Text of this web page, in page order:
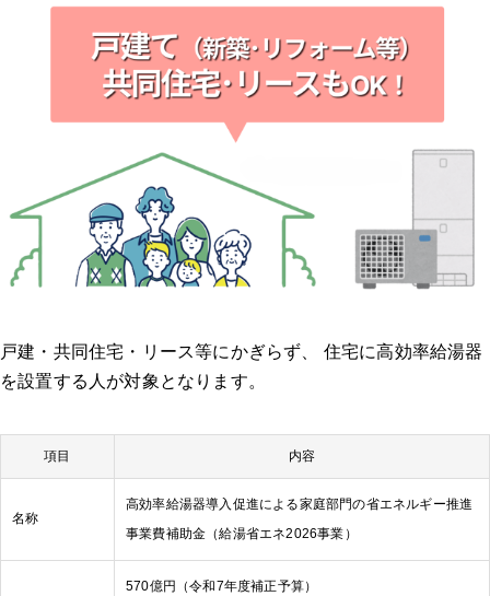
戸建・共同住宅・リース等にかぎらず、 住宅に高効率給湯器
を設置する人が対象となります。
項目 内容
名称
高効率給湯器導入促進による家庭部門の省エネルギー推進
事業費補助金（給湯省エネ2026事業）
570億円（令和7年度補正予算）